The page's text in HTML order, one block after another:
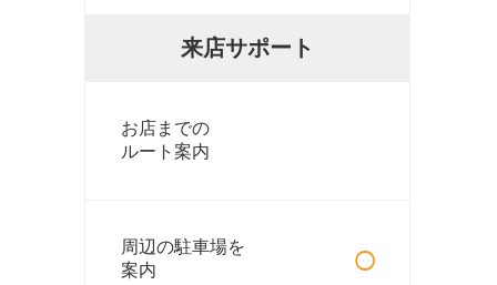
来店サポート
お店までの
ルート案内
周辺の駐車場を
案内
○